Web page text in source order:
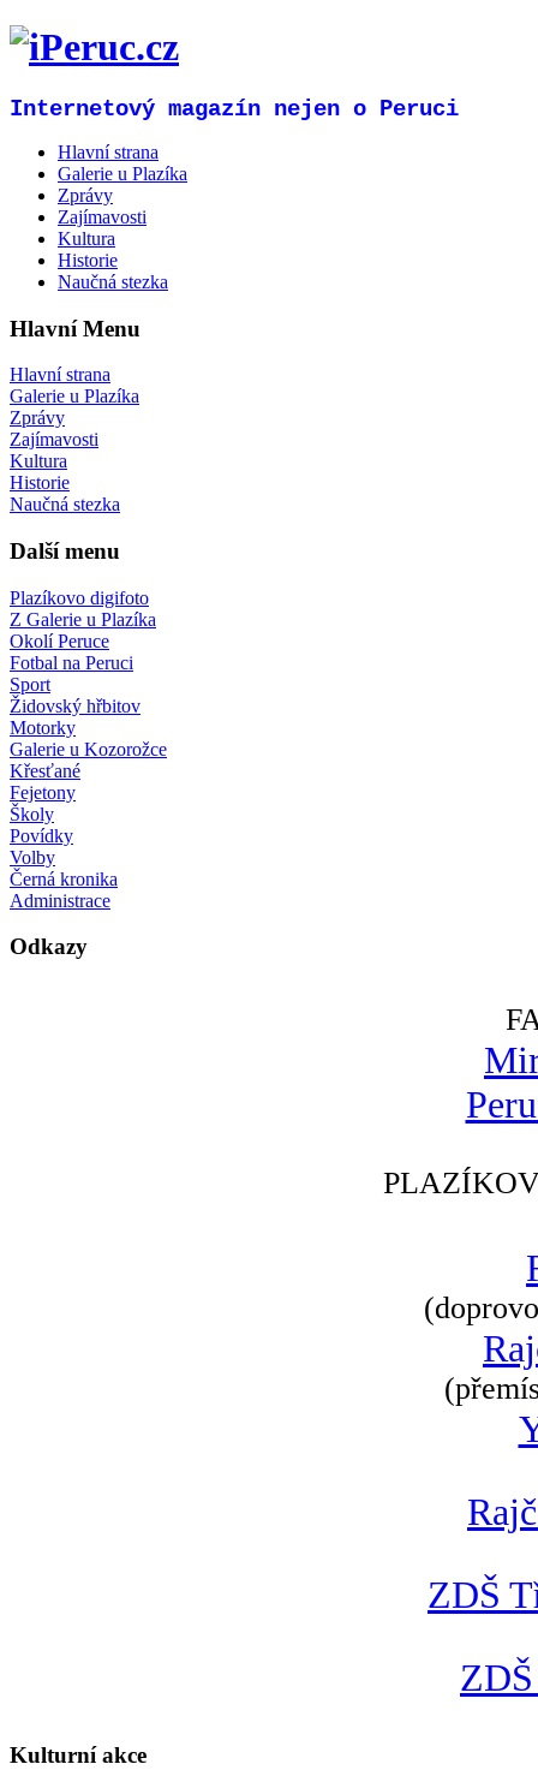
Internetový magazín nejen o Peruci
Hlavní strana
Galerie u Plazíka
Zprávy
Zajímavosti
Kultura
Historie
Naučná stezka
Hlavní Menu
Hlavní strana
Galerie u Plazíka
Zprávy
Zajímavosti
Kultura
Historie
Naučná stezka
Další menu
Plazíkovo digifoto
Z Galerie u Plazíka
Okolí Peruce
Fotbal na Peruci
Sport
Židovský hřbitov
Motorky
Galerie u Kozorožce
Křesťané
Fejetony
Školy
Povídky
Volby
Černá kronika
Administrace
Odkazy
ZDŠ
Kulturní akce